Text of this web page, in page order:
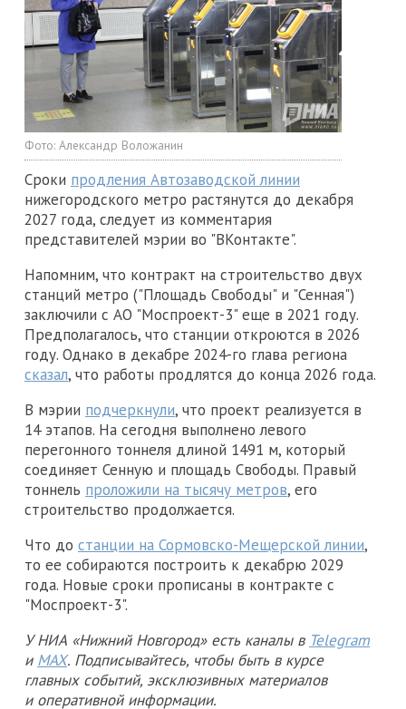
Фото: Александр Воложанин
Сроки продления Автозаводской линии
нижегородского метро растянутся до декабря
2027 года, следует из комментария
представителей мэрии во "ВКонтакте".
Напомним, что контракт на строительство двух
станций метро ("Площадь Свободы" и "Сенная")
заключили с АО "Моспроект-3" еще в 2021 году.
Предполагалось, что станции откроются в 2026
году. Однако в декабре 2024-го глава региона
сказал, что работы продлятся до конца 2026 года.
В мэрии подчеркнули, что проект реализуется в
14 этапов. На сегодня выполнено левого
перегонного тоннеля длиной 1491 м, который
соединяет Сенную и площадь Свободы. Правый
тоннель проложили на тысячу метров, его
строительство продолжается.
Что до станции на Сормовско-Мещерской линии,
то ее собираются построить к декабрю 2029
года. Новые сроки прописаны в контракте с
"Моспроект-3".
У НИА «Нижний Новгород» есть каналы в Telegram
и MAX. Подписывайтесь, чтобы быть в курсе
главных событий, эксклюзивных материалов
и оперативной информации.